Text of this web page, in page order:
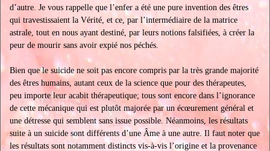
d’autre. Je vous rappelle que l’enfer a été une pure invention des êtres
qui travestissaient la Vérité, et ce, par l’intermédiaire de la matrice
astrale, tout en nous ayant destiné, par leurs notions falsifiées, à créer la
peur de mourir sans avoir expié nos péchés.
Bien que le suicide ne soit pas encore compris par la très grande majorité
des êtres humains, autant ceux de la science que pour des thérapeutes,
peu importe leur acabit thérapeutique; tous sont encore dans l’ignorance
de cette mécanique qui est plutôt majorée par un écœurement général et
une détresse qui semblent sans issue possible. Néanmoins, les résultats
suite à un suicide sont différents d’une Âme à une autre. Il faut noter que
les résultats sont notamment distincts vis-à-vis l’origine et la provenance